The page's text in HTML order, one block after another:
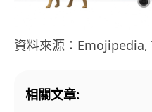
資料來源：Emojipedia,
相關文章: